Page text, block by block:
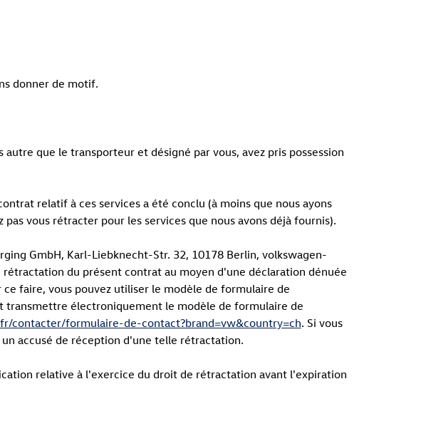
donner de motif.
que le transporteur et désigné par vous, avez pris possession
relatif à ces services a été conclu (à moins que nous ayons
vous rétracter pour les services que nous avons déjà fournis).
GmbH, Karl-Liebknecht-Str. 32, 10178 Berlin, volkswagen-
du présent contrat au moyen d'une déclaration dénuée
faire, vous pouvez utiliser le modèle de formulaire de
électroniquement le modèle de formulaire de
contacter/formulaire-de-contact?brand=vw&country=ch. Si vous
accusé de réception d'une telle rétractation.
relative à l'exercice du droit de rétractation avant l'expiration